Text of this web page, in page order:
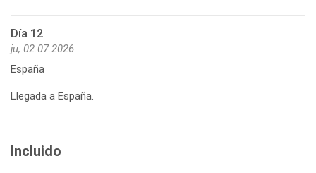
Día 12
ju, 02.07.2026
España
Llegada a España.
Incluido